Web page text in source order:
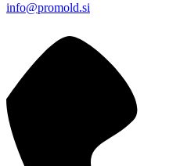
info@promold.si